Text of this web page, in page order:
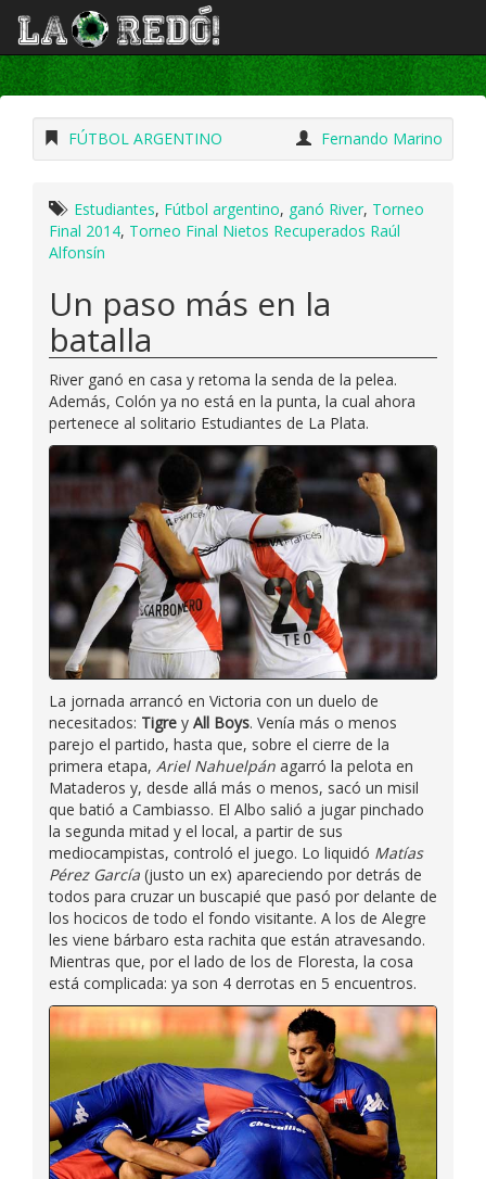
FÚTBOL ARGENTINO Fernando Marino
Estudiantes, Fútbol argentino, ganó River, Torneo
Final 2014, Torneo Final Nietos Recuperados Raúl
Alfonsín
Un paso más en la
batalla
River ganó en casa y retoma la senda de la pelea.
Además, Colón ya no está en la punta, la cual ahora
pertenece al solitario Estudiantes de La Plata.
La jornada arrancó en Victoria con un duelo de
necesitados: Tigre y All Boys. Venía más o menos
parejo el partido, hasta que, sobre el cierre de la
primera etapa, Ariel Nahuelpán agarró la pelota en
Mataderos y, desde allá más o menos, sacó un misil
que batió a Cambiasso. El Albo salió a jugar pinchado
la segunda mitad y el local, a partir de sus
mediocampistas, controló el juego. Lo liquidó Matías
Pérez García (justo un ex) apareciendo por detrás de
todos para cruzar un buscapié que pasó por delante de
los hocicos de todo el fondo visitante. A los de Alegre
les viene bárbaro esta rachita que están atravesando.
Mientras que, por el lado de los de Floresta, la cosa
está complicada: ya son 4 derrotas en 5 encuentros.